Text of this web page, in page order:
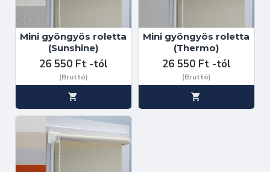
Mini gyöngyös roletta
(Sunshine)
26 550 Ft -tól
(Bruttó)
Mini gyöngyös roletta
(Thermo)
26 550 Ft -tól
(Bruttó)